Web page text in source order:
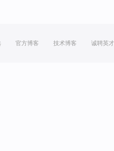
官方博客 技术博客 诚聘英才